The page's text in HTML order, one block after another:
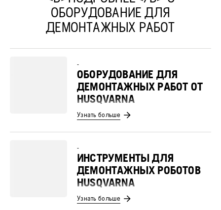
ОБОРУДОВАНИЕ ДЛЯ
ДЕМОНТАЖНЫХ РАБОТ
-
ОБОРУДОВАНИЕ ДЛЯ
ДЕМОНТАЖНЫХ РАБОТ ОТ
HUSQVARNA
Узнать больше
-
ИНСТРУМЕНТЫ ДЛЯ
ДЕМОНТАЖНЫХ РОБОТОВ
HUSQVARNA
Узнать больше